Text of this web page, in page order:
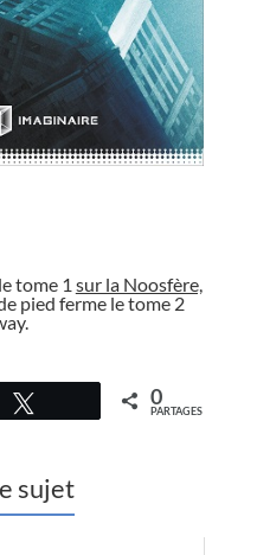
tome 1 sur la Noosfère,
pied ferme le tome 2
0
PARTAGES
sujet